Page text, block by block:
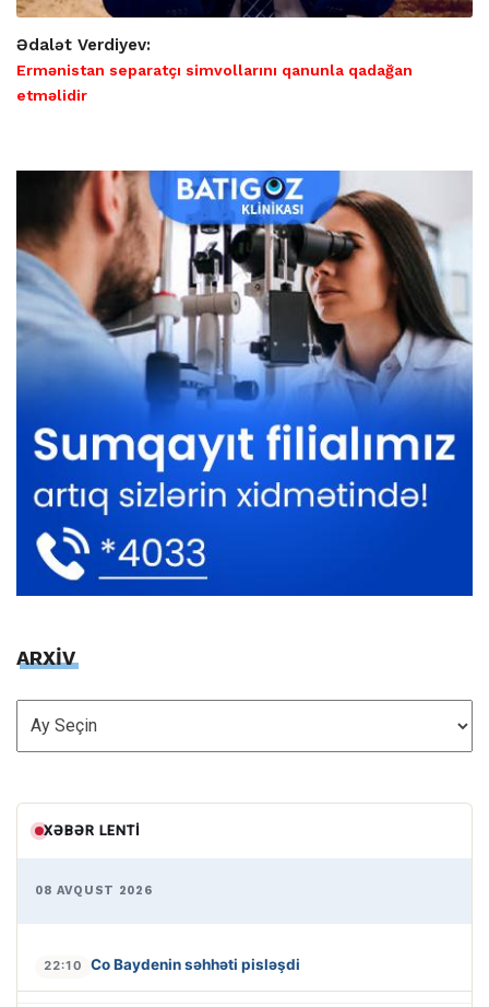
Ədalət Verdiyev:
Ermənistan separatçı simvollarını qanunla qadağan
etməlidir
ARXİV
ARXİV
XƏBƏR LENTI
08 AVQUST 2026
22:10 Co Baydenin səhhəti pisləşdi